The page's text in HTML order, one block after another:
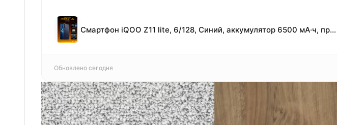
Смартфон iQOO Z11 lite, 6/128, Синий, аккумулятор 6500 мА·ч, процессор MediaTek Dimensity 6300, защита IP65
Обновлено сегодня